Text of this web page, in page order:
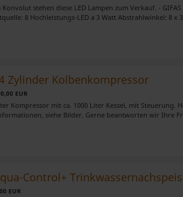
Konvolut stehen diese LED Lampen zum Verkauf. -
8 Hochleistungs-LED a 3 Watt Abstrahlwinkel: 8 x
Zylinder Kolbenkompressor
EUR
Kompressor mit ca. 1000 Liter Kessel, mit Steuerung.
siehe Bilder. Gerne beantworten wir Ihre
Control+
EUR